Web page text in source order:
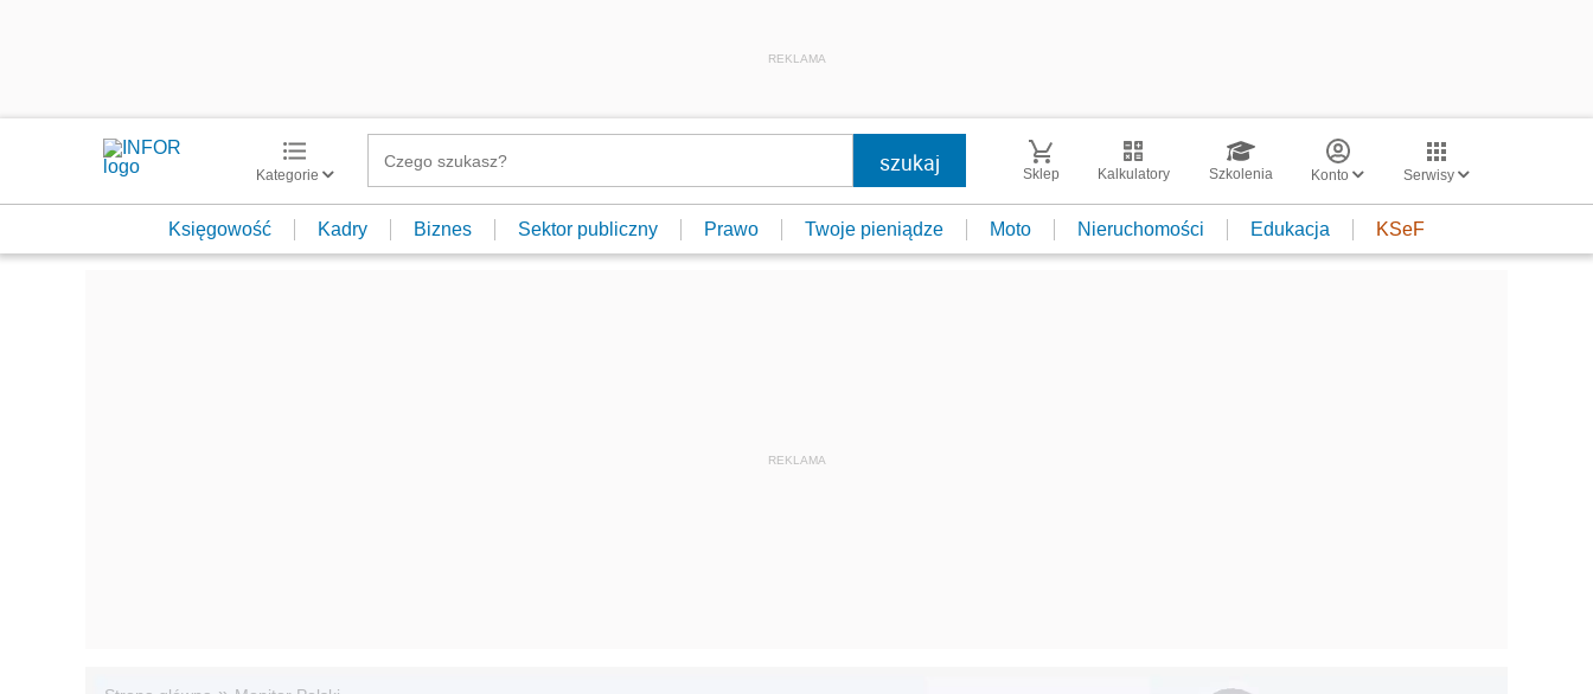
REKLAMA
Kategorie Sklep Kalkulatory Szkolenia Konto Serwisy
Księgowość Kadry Biznes Sektor publiczny Prawo Twoje pieniądze Moto Nieruchomości Edukacja KSeF